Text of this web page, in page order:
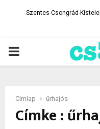
Szentes-Csongrád-
PRIMARY
Címlap űrhajós
Címke :